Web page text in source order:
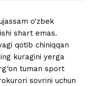
o‘zbek
shart emas.
qotib chiniqqan
kuragini yerga
tuman sport
sovrini uchun